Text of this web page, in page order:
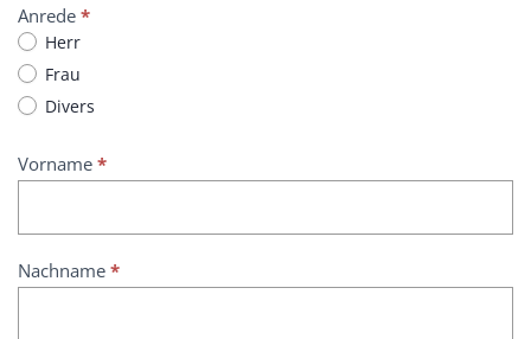
H
o
l
z
h
n
S
Anrede *
Herr
Frau
Divers
Vorname *
Nachname *